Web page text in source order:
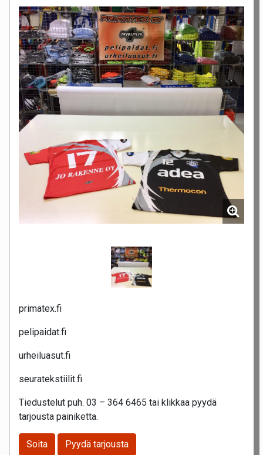
primatex.fi
pelipaidat.fi
urheiluasut.fi
seuratekstiilit.fi
Tiedustelut puh. 03 – 364 6465 tai klikkaa pyydä
tarjousta painiketta.
Soita Pyydä tarjousta